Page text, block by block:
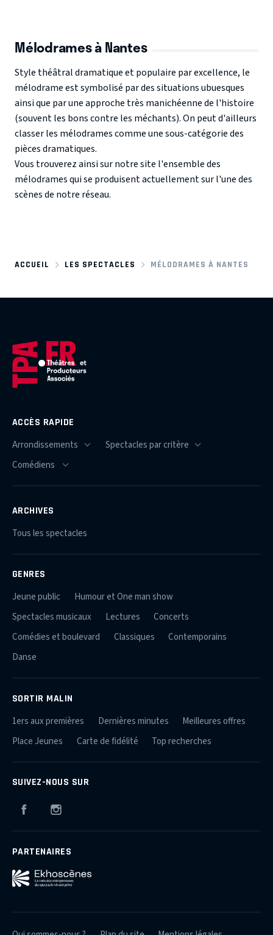
Mélodrames à Nantes
Style théâtral dramatique et populaire par excellence, le
mélodrame est symbolisé par des situations ubuesques
ainsi que par une approche très manichéenne de l'histoire
(souvent les bons contre les méchants). On peut d'ailleurs
classer les mélodrames comme une sous-catégorie des
pièces dramatiques.
Vous trouverez ainsi sur notre site l'ensemble des
mélodrames qui se produisent actuellement sur l'une des
scènes de notre réseau.
ACCUEIL LES SPECTACLES MÉLODRAMES À NANTES
ACCÈS RAPIDE
ARCHIVES
Tous les spectacles
GENRES
Jeune public
Humour et One man show
Spectacles musicaux
Lectures
Concerts
Comédies et boulevard
Classiques
Contemporains
Danse
SORTIR MALIN
1ers aux premières Dernières minutes
Meilleures offres
Place Jeunes
Carte de fidélité Top recherches
SUIVEZ-NOUS SUR
Facebook
PARTENAIRES